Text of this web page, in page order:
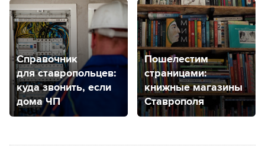
Проездные
в Ставрополе:
на что распространяется
и как приобрести
От лианового леса
до кипарисового
озера: куда поехать
туристам
из Ставропольского
края, чтобы
погулять
на природе
для ставропольцев:
страницами: